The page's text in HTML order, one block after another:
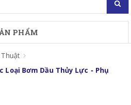
PHẨM
Loại Bơm Dầu Thủy Lực - Phụ